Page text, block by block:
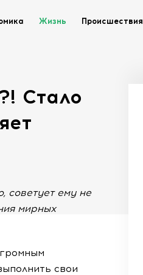
Жизнь Происшествия
Стало
советует ему не
мирных
свои